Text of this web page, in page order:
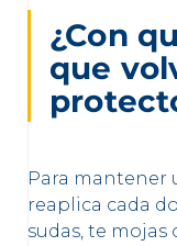
¿Con
que
Para mantener
reaplica cada
sudas, te mojas